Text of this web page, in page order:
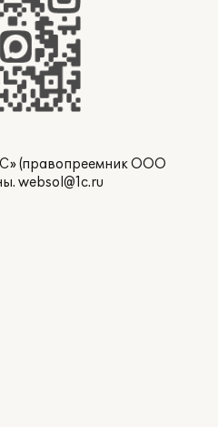
(правопреемник ООО
websol@1c.ru